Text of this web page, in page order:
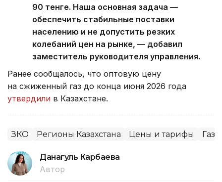
90 тенге. Наша основная задача —
обеспечить стабильные поставки
населению и не допустить резких
колебаний цен на рынке, — добавил
заместитель руководителя управления.
Ранее сообщалось, что оптовую цену
на сжиженный газ до конца июня 2026 года
утвердили в Казахстане.
ЗКО Регионы Казахстана Цены и тарифы Газ
Данагуль Карбаева
Автор